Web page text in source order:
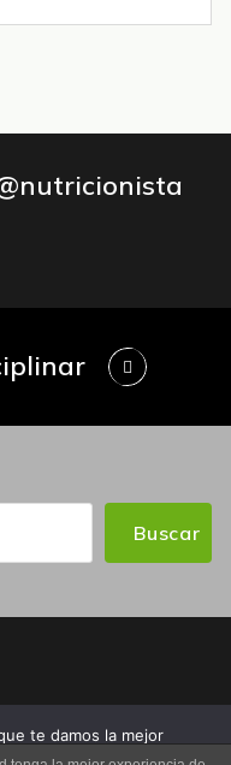
Buscar
| Funciona
te damos la mejor
usando este sitio,